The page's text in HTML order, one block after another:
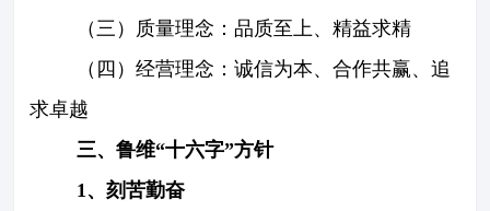
（三）质量理念：品质至上、精益求精
（四）经营理念：诚信为本、合作共赢、追
求卓越
三、鲁维“十六字”方针
1、刻苦勤奋